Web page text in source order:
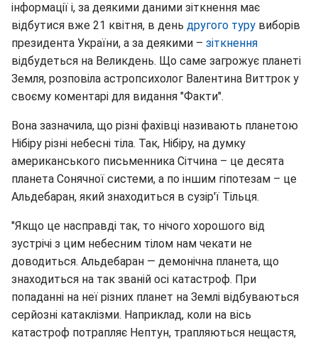
інформації і, за деякими даними зіткнення має
відбутися вже 21 квітня, в день другого туру виборів
президента України, а за деякими – зіткнення
відбудеться на Великдень. Що саме загрожує планеті
Земля, розповіла астропсихолог Валентина Виттрок у
своєму коментарі для видання "Факти".
Вона зазначила, що різні фахівці називають планетою
Нібіру різні небесні тіла. Так, Нібіру, на думку
американського письменника Сітчина – це десята
планета Сонячної системи, а по іншим гіпотезам – це
Альдебаран, який знаходиться в сузір'ї Тільця.
"Якщо це насправді так, то нічого хорошого від
зустрічі з цим небесним тілом нам чекати не
доводиться. Альдебаран — демонічна планета, що
знаходиться на так званій осі катастроф. При
попаданні на неї різних планет на Землі відбуваються
серйозні катаклізми. Наприклад, коли на вісь
катастроф потрапляє Нептун, трапляються нещастя,